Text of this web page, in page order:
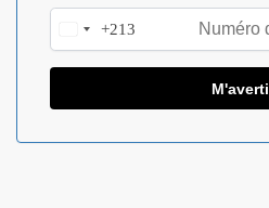
e
+213